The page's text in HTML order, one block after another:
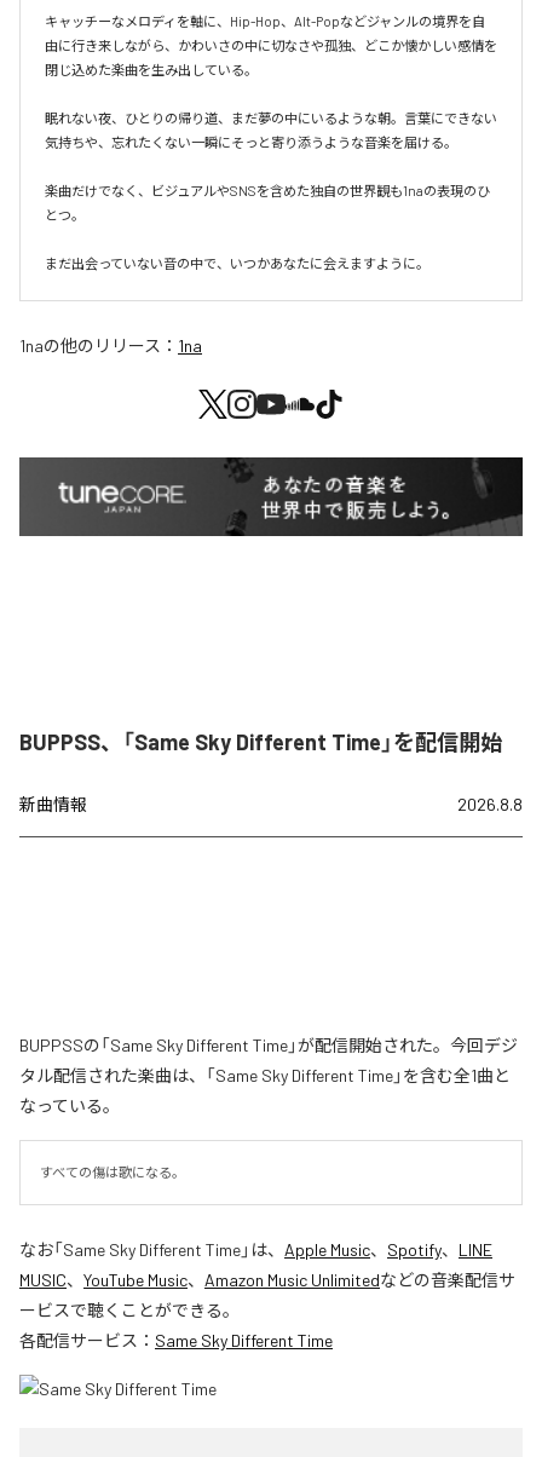
キャッチーなメロディを軸に、Hip-Hop、Alt-Popなどジャンルの境界を自
由に行き来しながら、かわいさの中に切なさや孤独、どこか懐かしい感情を
閉じ込めた楽曲を生み出している。
眠れない夜、ひとりの帰り道、まだ夢の中にいるような朝。言葉にできない
気持ちや、忘れたくない一瞬にそっと寄り添うような音楽を届ける。
楽曲だけでなく、ビジュアルやSNSを含めた独自の世界観も1naの表現のひ
とつ。
まだ出会っていない音の中で、いつかあなたに会えますように。
1naの他のリリース： 1na
BUPPSS、「Same Sky Different Time」を配信開始
新曲情報 2026.8.8
BUPPSSの「Same Sky Different Time」が配信開始された。今回デジ
タル配信された楽曲は、「Same Sky Different Time」を含む全1曲と
なっている。
すべての傷は歌になる。
なお「Same Sky Different Time」は、 Apple Music、 Spotify、 LINE
MUSIC、 YouTube Music、 Amazon Music Unlimitedなどの音楽配信サ
ービスで聴くことができる。
各配信サービス： Same Sky Different Time